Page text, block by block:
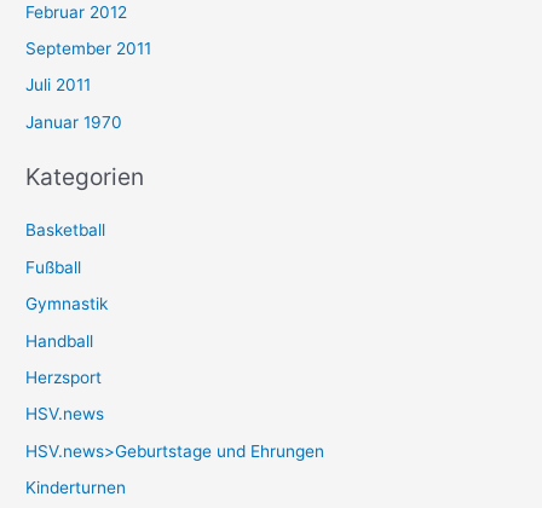
Februar 2012
September 2011
Juli 2011
Januar 1970
Kategorien
Basketball
Fußball
Gymnastik
Handball
Herzsport
HSV.news
HSV.news>Geburtstage und Ehrungen
Kinderturnen